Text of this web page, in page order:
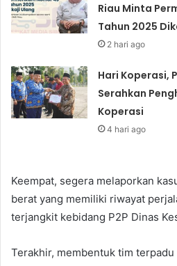
Riau Minta
Tahun 2025
2 hari ago
Hari Koperasi,
Serahkan
Koperasi
4 hari ago
Keempat, segera melaporkan
berat yang memiliki riwayat
terjangkit kebidang P2P Dinas
Terakhir, membentuk tim terpadu